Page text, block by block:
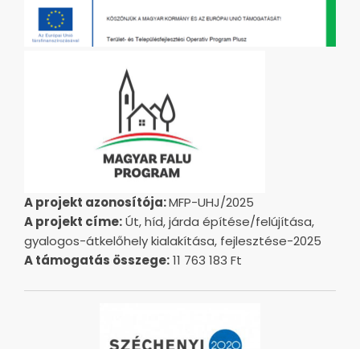
A projekt azonosítója:MFP-UHJ/2025
A projekt címe:Út, híd, járda építése/felújítása,
gyalogos-átkelőhely kialakítása, fejlesztése-2025
A támogatás összege:11 763 183 Ft